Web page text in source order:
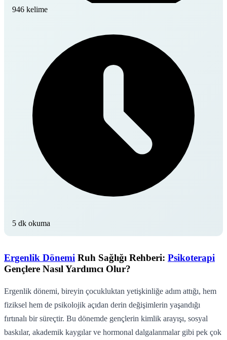
946 kelime
5 dk okuma
Ergenlik Dönemi Ruh Sağlığı Rehberi: Psikoterapi
Gençlere Nasıl Yardımcı Olur?
Ergenlik dönemi, bireyin çocukluktan yetişkinliğe adım attığı, hem
fiziksel hem de psikolojik açıdan derin değişimlerin yaşandığı
fırtınalı bir süreçtir. Bu dönemde gençlerin kimlik arayışı, sosyal
baskılar, akademik kaygılar ve hormonal dalgalanmalar gibi pek çok